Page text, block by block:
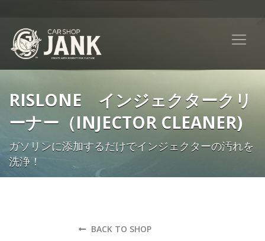
RISLONE インジェクタークリ
ーナー（INJECTOR CLEANER)
ガソリンに添加するだけでインジェクターの汚れを
洗浄！
BACK TO SHOP